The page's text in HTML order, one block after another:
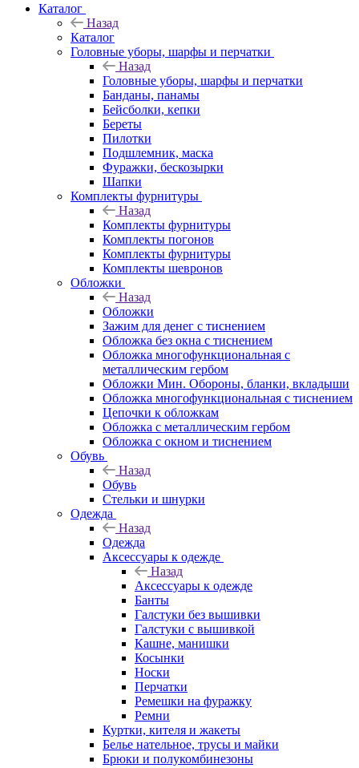
Каталог
Назад
Каталог
Головные уборы, шарфы и перчатки
Назад
Головные уборы, шарфы и перчатки
Банданы, панамы
Бейсболки, кепки
Береты
Пилотки
Подшлемник, маска
Фуражки, бескозырки
Шапки
Комплекты фурнитуры
Назад
Комплекты фурнитуры
Комплекты погонов
Комплекты фурнитуры
Комплекты шевронов
Обложки
Назад
Обложки
Зажим для денег с тиснением
Обложка без окна с тиснением
Обложка многофункциональная с
металлическим гербом
Обложки Мин. Обороны, бланки, вкладыши
Обложка многофункциональная с тиснением
Цепочки к обложкам
Обложка с металлическим гербом
Обложка с окном и тиснением
Обувь
Назад
Обувь
Стельки и шнурки
Одежда
Назад
Одежда
Аксессуары к одежде
Назад
Аксессуары к одежде
Банты
Галстуки без вышивки
Галстуки с вышивкой
Кашне, манишки
Косынки
Носки
Перчатки
Ремешки на фуражку
Ремни
Куртки, кителя и жакеты
Белье нательное, трусы и майки
Брюки и полукомбинезоны